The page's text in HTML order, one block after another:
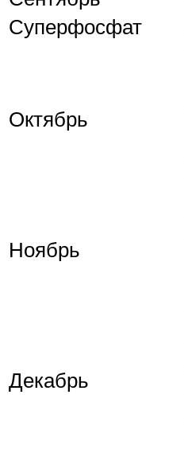
Суперфосфат
Октябрь
Ноябрь
Декабрь